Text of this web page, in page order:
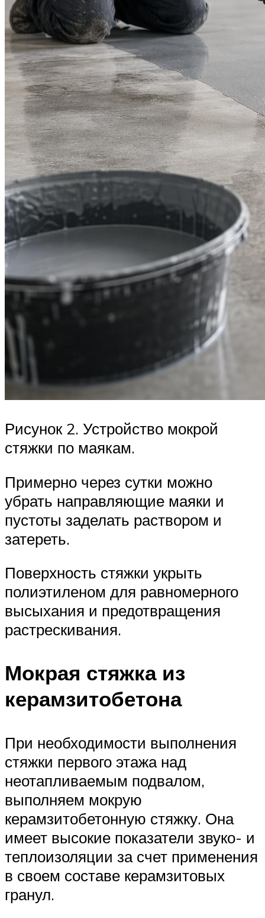
Рисунок 2. Устройство мокрой
стяжки по маякам.
Примерно через сутки можно
убрать направляющие маяки и
пустоты заделать раствором и
затереть.
Поверхность стяжки укрыть
полиэтиленом для равномерного
высыхания и предотвращения
растрескивания.
Мокрая стяжка из
керамзитобетона
При необходимости выполнения
стяжки первого этажа над
неотапливаемым подвалом,
выполняем мокрую
керамзитобетонную стяжку. Она
имеет высокие показатели звуко- и
теплоизоляции за счет применения
в своем составе керамзитовых
гранул.